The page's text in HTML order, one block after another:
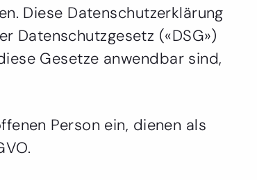
Diese Datenschutzerklärung
Datenschutzgesetz («DSG»)
Gesetze anwendbar sind,
Person ein, dienen als